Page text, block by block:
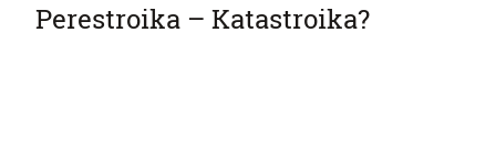
Perestroika – Katastroika?